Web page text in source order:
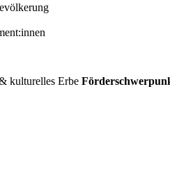
kulturelles Erbe